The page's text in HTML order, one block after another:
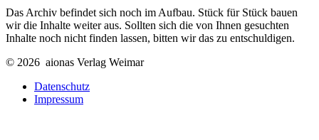
Das Archiv befindet sich noch im Aufbau. Stück für Stück bauen
wir die Inhalte weiter aus. Sollten sich die von Ihnen gesuchten
Inhalte noch nicht finden lassen, bitten wir das zu entschuldigen.
© 2026 aionas Verlag Weimar
Datenschutz
Impressum